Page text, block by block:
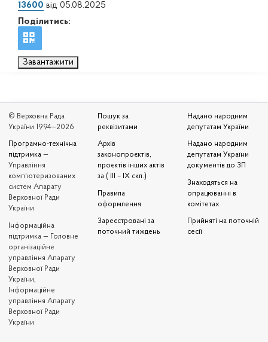
13600 від 05.08.2025
Поділитись:
Завантажити
© Верховна Рада
України 1994—2026
Програмно-технічна
підтримка —
Управління
комп'ютеризованих
систем Апарату
Верховної Ради
України
Iнформаційна
підтримка — Головне
організаційне
управління Апарату
Верховної Ради
України,
Інформаційне
управління Апарату
Верховної Ради
України
Пошук за
реквізитами
Архів
законопроєктів,
проєктів інших актів
за ( III – IX скл.)
Правила
оформлення
Зареєстровані за
поточний тиждень
Надано народним
депутатам України
Надано народним
депутатам України
документів до ЗП
Знаходяться на
опрацюванні в
комітетах
Прийняті на поточній
сесії